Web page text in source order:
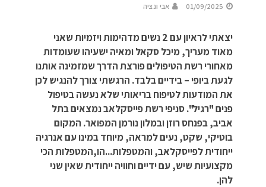
01/09/2025 אבי ונציה
יצאתי לראיון עם 2 נשים מדהימות ויזמיות שאני
מאוד מעריך, מיכל סקאל ומאיה ישעיהו שעומדות
מאחורי רשת הטיפולים פורצת הדרך שמזמינה אותנו
לגעת ביופי – בידיים בלבד. הרגשתי צורך להנגיש לכן
את המודעות לטיפוח בריאותי שלא נעשה בטיפול
פנים "רגיל". סניפי רשת פייסקלאב נמצאים בתל
אביב, בפנחס רוזן ובמלון נורמן המפואר. המקום
בוטיקי, שקט, נעים למראה, מיוחד במינו עם אנרגיה
ייחודית לפייסקלאב, והמטפלות...הו,המטפלות הכי
מקצועיות שיש, עם ידיים וחוויה ייחודית שאין שני
להן.